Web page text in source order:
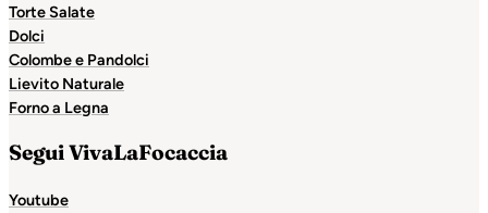
Torte Salate
Dolci
Colombe e Pandolci
Lievito Naturale
Forno a Legna
Segui VivaLaFocaccia
Youtube